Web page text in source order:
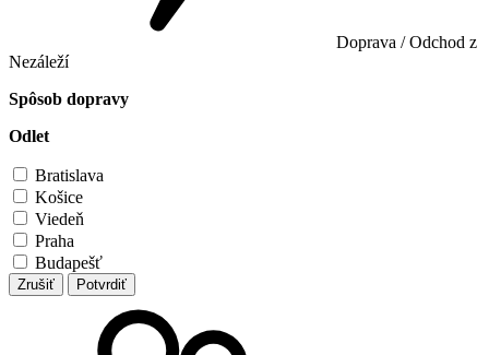
Doprava / Odchod z
Nezáleží
Spôsob dopravy
Odlet
Bratislava
Košice
Viedeň
Praha
Budapešť
Zrušiť Potvrdiť